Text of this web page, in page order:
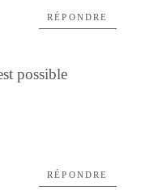
possible
RÉPONDRE
RÉPONDRE